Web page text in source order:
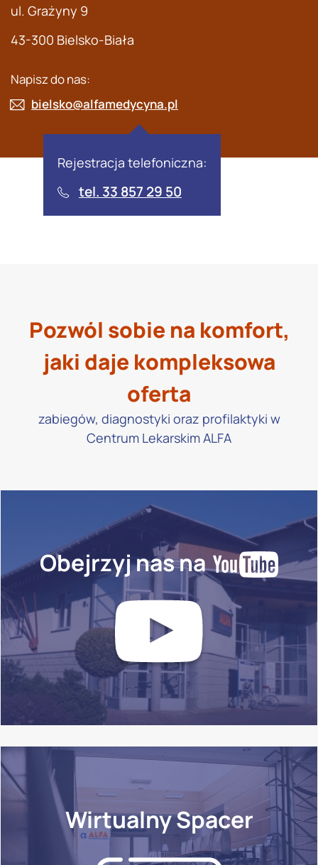
ul. Grażyny 9
43-300 Bielsko-Biała
Napisz do nas:
bielsko@alfamedycyna.pl
Rejestracja telefoniczna:
tel. 33 857 29 50
Pozwól sobie na komfort,
jaki daje kompleksowa
oferta
zabiegów, diagnostyki oraz profilaktyki w
Centrum Lekarskim ALFA
Obejrzyj nas na
Wirtualny Spacer